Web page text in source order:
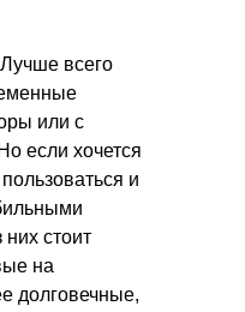
Лучше всего
или с
если хочется
и
стоит
на
долговечные,